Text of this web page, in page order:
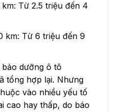
Từ 2.5 triệu đến 4
km: Từ 6 triệu đến 9
dưỡng ô tô
tổng hợp lại. Nhưng
vào nhiều yếu tố
cao hay thấp, do báo